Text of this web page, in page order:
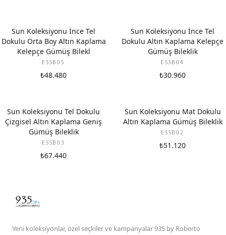
Sun Koleksiyonu İnce Tel
Dokulu Orta Boy Altın Kaplama
Kelepçe Gümüş Bilekl
ESSB05
₺48.480
Sun Koleksiyonu İnce Tel
Dokulu Altın Kaplama Kelepçe
Gümüş Bileklik
ESSB04
₺30.960
Sun Koleksiyonu Tel Dokulu
Çizgisel Altın Kaplama Geniş
Gümüş Bileklik
ESSB03
₺67.440
Sun Koleksiyonu Mat Dokulu
Altın Kaplama Gümüş Bileklik
ESSB02
₺51.120
Yeni koleksiyonlar, özel seçkiler ve kampanyalar 935 by Roberto